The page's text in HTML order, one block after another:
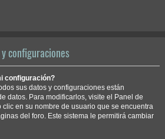
configuraciones
configuración?
sus datos y configuraciones están
datos. Para modificarlos, visite el Panel de
en su nombre de usuario que se encuentra
del foro. Este sistema le permitirá cambiar